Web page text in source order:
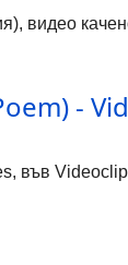
видео
-
във